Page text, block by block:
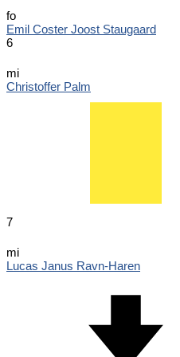
fo
Emil Coster Joost Staugaard
6
mi
Christoffer Palm
7
mi
Lucas Janus Ravn-Haren